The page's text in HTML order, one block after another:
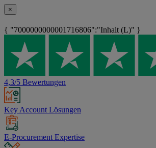
×
{ "7000000000001716806":"Inhalt (L)" }
4,3/5 Bewertungen
Key Account Lösungen
E-Procurement Expertise